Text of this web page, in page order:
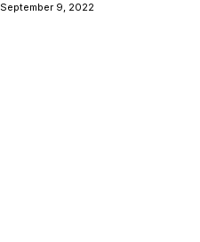
September 9, 2022